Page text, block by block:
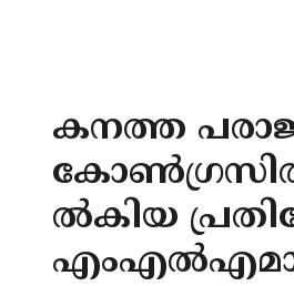
കനത്ത
ല്‍കിയ